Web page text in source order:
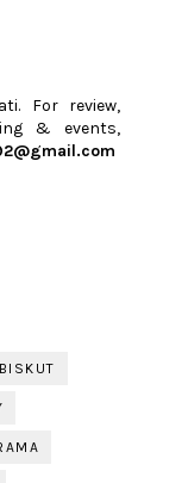
For review,
& events,
BISKUT